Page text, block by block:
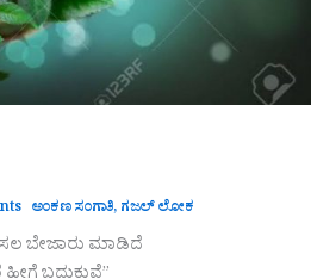
ಅಂಕಣ ಸಂಗಾತಿ, ಗಜಲ್ ಲೋಕ
ಬೇಜಾರು ಮಾಡಿದೆ